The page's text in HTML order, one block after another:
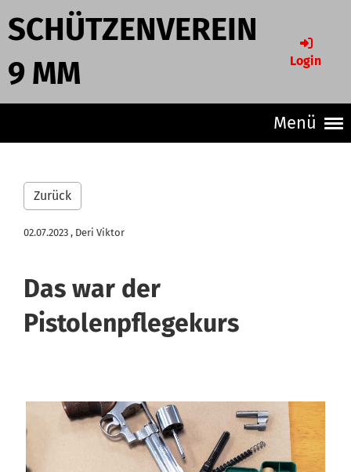
SCHÜTZENVEREIN
9 MM
Login
Menü
Zurück
02.07.2023 , Deri Viktor
Das war der
Pistolenpflegekurs